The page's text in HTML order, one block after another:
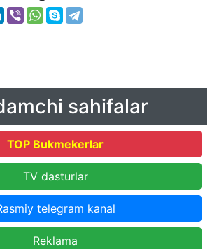
sahifalar
TOP Bukmekerlar
TV dasturlar
telegram kanal
Reklama